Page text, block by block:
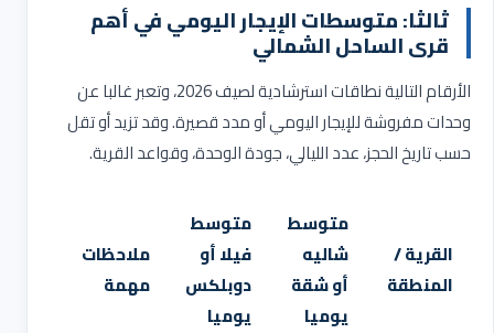
ثالثا: متوسطات الإيجار اليومي في أهم
قرى الساحل الشمالي
الأرقام التالية نطاقات استرشادية لصيف 2026، وتعبر غالبا عن
وحدات مفروشة للإيجار اليومي أو مدد قصيرة. وقد تزيد أو تقل
حسب تاريخ الحجز، عدد الليالي، جودة الوحدة، وقواعد القرية.
القرية /
المنطقة
متوسط
شاليه
أو شقة
يوميا
متوسط
فيلا أو
دوبلكس
يوميا
ملاحظات
مهمة